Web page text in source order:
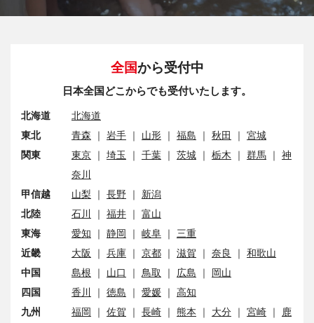
全国から受付中
日本全国どこからでも受付いたします。
北海道
北海道
東北
青森 ｜ 岩手 ｜ 山形 ｜ 福島 ｜ 秋田 ｜ 宮城
関東
東京 ｜ 埼玉 ｜ 千葉 ｜ 茨城 ｜ 栃木 ｜ 群馬 ｜ 神
奈川
甲信越
山梨 ｜ 長野 ｜ 新潟
北陸
石川 ｜ 福井 ｜ 富山
東海
愛知 ｜ 静岡 ｜ 岐阜 ｜ 三重
近畿
大阪 ｜ 兵庫 ｜ 京都 ｜ 滋賀 ｜ 奈良 ｜ 和歌山
中国
島根 ｜ 山口 ｜ 鳥取 ｜ 広島 ｜
岡山
四国
香川 ｜ 徳島 ｜ 愛媛 ｜ 高知
九州
福岡 ｜ 佐賀 ｜ 長崎 ｜ 熊本 ｜ 大分 ｜ 宮崎 ｜ 鹿